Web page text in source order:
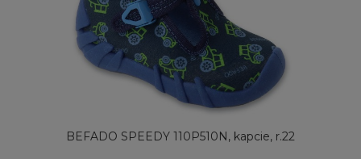
BEFADO SPEEDY 110P510N, kapcie, r.22